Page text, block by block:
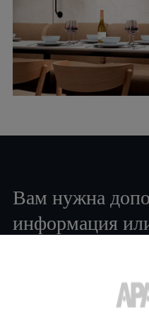
Вам нужна
информация
Свяжитесь с командой
проконсультируем Вас и